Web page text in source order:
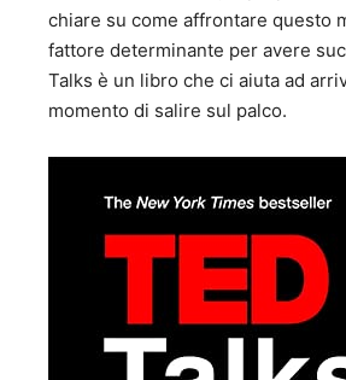
chiare su come affrontare questo
fattore determinante per avere
Talks è un libro che ci aiuta ad
momento di salire sul palco.